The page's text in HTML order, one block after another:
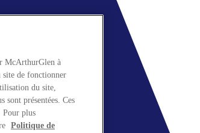
McArthurGlen à
site de fonctionner
du site,
sont présentées. Ces
Pour plus
Politique de